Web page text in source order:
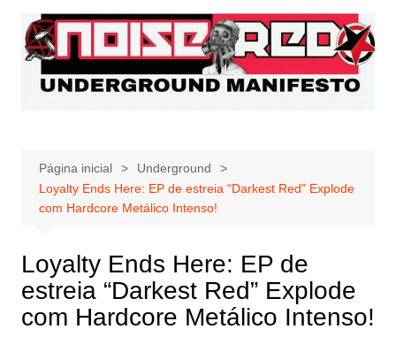
para
conteúdo
Página inicial
Underground
Loyalty Ends Here: EP de estreia “Darkest Red” Explode
com Hardcore Metálico Intenso!
Loyalty Ends Here: EP de
estreia “Darkest Red” Explode
com Hardcore Metálico Intenso!